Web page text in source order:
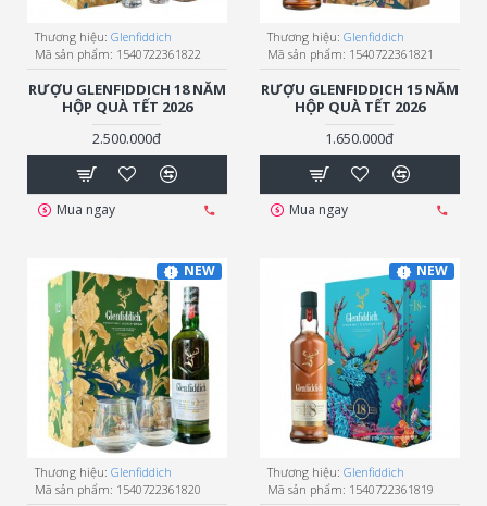
Thương hiệu: Glenfiddich
Mã sản phẩm: 1540722361822
RƯỢU GLENFIDDICH 18 NĂM
HỘP QUÀ TẾT 2026
2.500.000đ
Mua ngay
Thương hiệu: Glenfiddich
Mã sản phẩm: 1540722361821
RƯỢU GLENFIDDICH 15 NĂM
HỘP QUÀ TẾT 2026
1.650.000đ
Mua ngay
NEW
Thương hiệu: Glenfiddich
Mã sản phẩm: 1540722361820
NEW
Thương hiệu: Glenfiddich
Mã sản phẩm: 1540722361819